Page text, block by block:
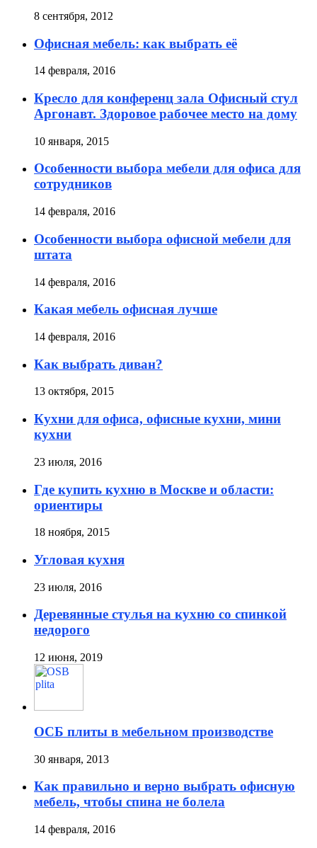
8 сентября, 2012
Офисная мебель: как выбрать её
14 февраля, 2016
Кресло для конференц зала Офисный стул
Аргонавт. Здоровое рабочее место на дому
10 января, 2015
Особенности выбора мебели для офиса для
сотрудников
14 февраля, 2016
Особенности выбора офисной мебели для
штата
14 февраля, 2016
Какая мебель офисная лучше
14 февраля, 2016
Как выбрать диван?
13 октября, 2015
Кухни для офиса, офисные кухни, мини
кухни
23 июля, 2016
Где купить кухню в Москве и области:
ориентиры
18 ноября, 2015
Угловая кухня
23 июля, 2016
Деревянные стулья на кухню со спинкой
недорого
12 июня, 2019
ОСБ плиты в мебельном производстве
30 января, 2013
Как правильно и верно выбрать офисную
мебель, чтобы спина не болела
14 февраля, 2016